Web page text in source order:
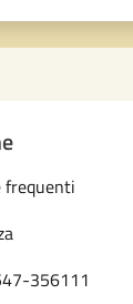
stelle su 5
su 5
5
frequenti
356111